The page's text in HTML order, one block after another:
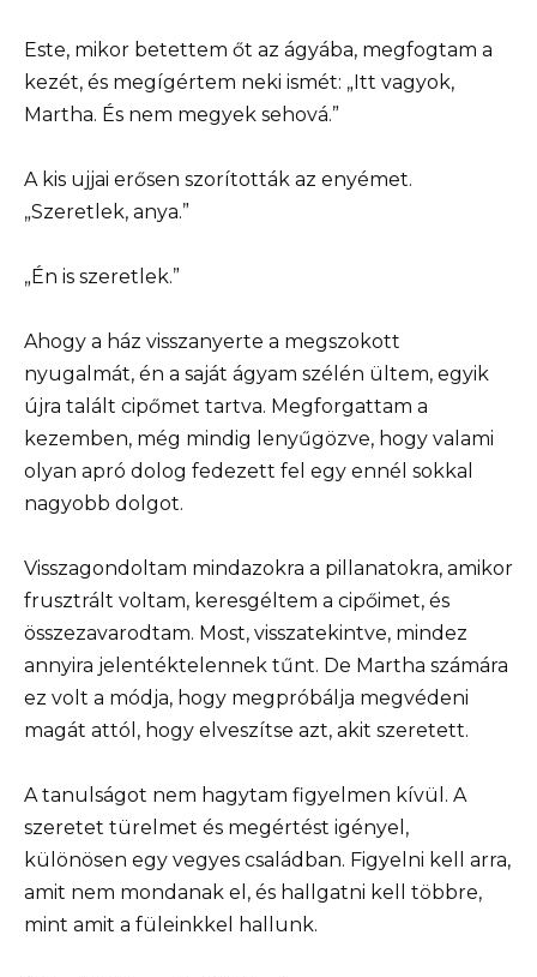
Este, mikor betettem őt az ágyába, megfogtam a
kezét, és megígértem neki ismét: „Itt vagyok,
Martha. És nem megyek sehová.”
A kis ujjai erősen szorították az enyémet.
„Szeretlek, anya.”
„Én is szeretlek.”
Ahogy a ház visszanyerte a megszokott
nyugalmát, én a saját ágyam szélén ültem, egyik
újra talált cipőmet tartva. Megforgattam a
kezemben, még mindig lenyűgözve, hogy valami
olyan apró dolog fedezett fel egy ennél sokkal
nagyobb dolgot.
Visszagondoltam mindazokra a pillanatokra, amikor
frusztrált voltam, keresgéltem a cipőimet, és
összezavarodtam. Most, visszatekintve, mindez
annyira jelentéktelennek tűnt. De Martha számára
ez volt a módja, hogy megpróbálja megvédeni
magát attól, hogy elveszítse azt, akit szeretett.
A tanulságot nem hagytam figyelmen kívül. A
szeretet türelmet és megértést igényel,
különösen egy vegyes családban. Figyelni kell arra,
amit nem mondanak el, és hallgatni kell többre,
mint amit a füleinkkel hallunk.